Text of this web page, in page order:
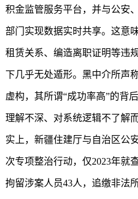
积金监管服务平台，并与公安
部门实现数据实时共享。这意
租赁关系、编造离职证明等违
下几乎无处遁形。黑中介所声
虚构，其所谓“成功率高”的背
理解不深、对系统逻辑不了解
实上，新疆住建厅与自治区公
次专项整治行动，仅2023年就
拘留涉案人员43人，追缴非法